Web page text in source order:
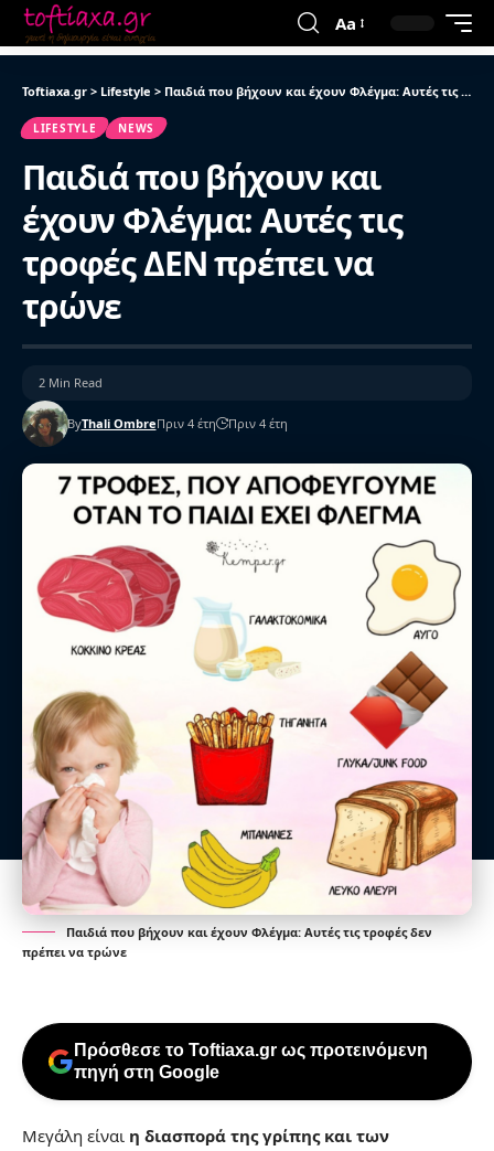
Aa
Toftiaxa.gr > Lifestyle > Παιδιά που βήχουν και έχουν Φλέγμα: Αυτές τις τροφές ΔΕΝ πρέπει να τρώνε
LIFESTYLE NEWS
Παιδιά που βήχουν και
έχουν Φλέγμα: Αυτές τις
τροφές ΔΕΝ πρέπει να
τρώνε
ByThali OmbreΠριν 4 έτη Πριν 4 έτη
2 Min Read
Παιδιά που βήχουν και έχουν Φλέγμα: Αυτές τις τροφές δεν
πρέπει να τρώνε
Πρόσθεσε το Toftiaxa.gr ως προτεινόμενη
πηγή στη Google
Μεγάλη είναι η διασπορά τηςγρίπηςκαι των